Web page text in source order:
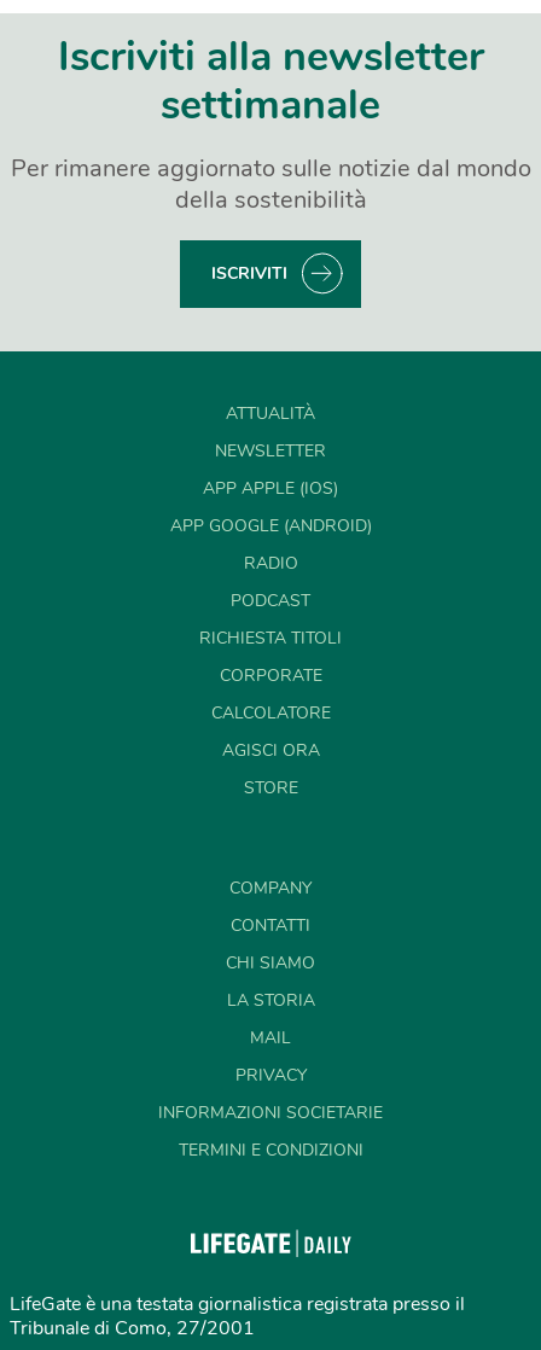
Iscriviti alla newsletter
settimanale
Per rimanere aggiornato sulle notizie dal mondo
della sostenibilità
ISCRIVITI
ATTUALITÀ
NEWSLETTER
APP APPLE (IOS)
APP GOOGLE (ANDROID)
RADIO
PODCAST
RICHIESTA TITOLI
CORPORATE
CALCOLATORE
AGISCI ORA
STORE
COMPANY
CONTATTI
CHI SIAMO
LA STORIA
MAIL
PRIVACY
INFORMAZIONI SOCIETARIE
TERMINI E CONDIZIONI
LifeGate è una testata giornalistica registrata presso il
Tribunale di Como, 27/2001